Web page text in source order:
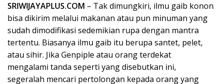
SRIWIJAYAPLUS.COM – Tak dimungkiri, ilmu gaib konon
bisa dikirim melalui makanan atau pun minuman yang
sudah dimodifikasi sedemikian rupa dengan mantra
tertentu. Biasanya ilmu gaib itu berupa santet, pelet,
atau sihir. Jika Genpiple atau orang terdekat
mengalami tanda seperti yang disebutkan ini,
segeralah mencari pertolongan kepada orang yang